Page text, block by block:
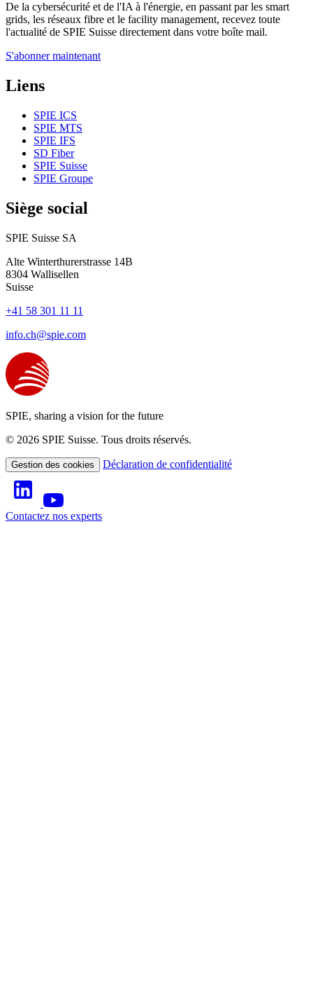
De la cybersécurité et de l'IA à l'énergie, en passant par les smart
grids, les réseaux fibre et le facility management, recevez toute
l'actualité de SPIE Suisse directement dans votre boîte mail.
S'abonner maintenant
Liens
SPIE ICS
SPIE MTS
SPIE IFS
SD Fiber
SPIE Suisse
SPIE Groupe
Siège social
SPIE Suisse SA
Alte Winterthurerstrasse 14B
8304 Wallisellen
Suisse
+41 58 301 11 11
info.ch@spie.com
SPIE, sharing a vision for the future
© 2026 SPIE Suisse. Tous droits réservés.
Gestion des cookies Déclaration de confidentialité
Contactez nos experts